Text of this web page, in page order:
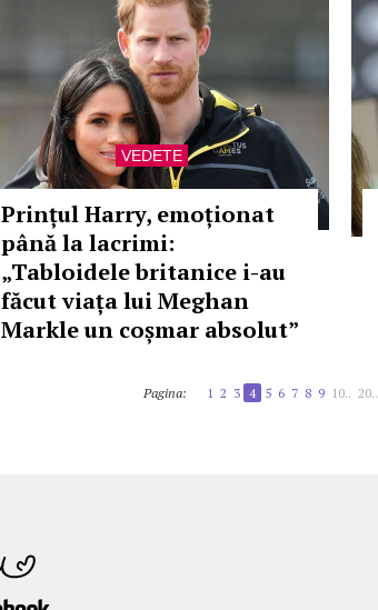
VEDETE
Prințul Harry, emoționat
până la lacrimi:
„Tabloidele britanice i-au
făcut viața lui Meghan
Markle un coșmar absolut”
Pagina: 1 2 3 4 5 6 7 8 9 10.. 20..